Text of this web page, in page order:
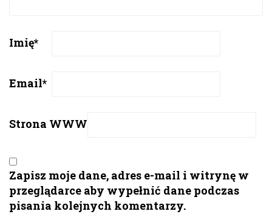
Imię*
Email*
Strona WWW
Zapisz moje dane, adres e-mail i witrynę w
przeglądarce aby wypełnić dane podczas
pisania kolejnych komentarzy.